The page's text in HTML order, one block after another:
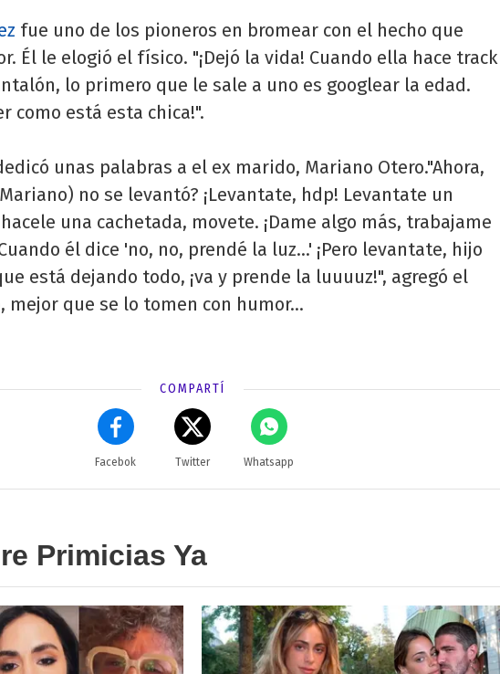
fue uno de los pioneros en bromear con el hecho que
Él le elogió el físico. "¡Dejó la vida! Cuando ella hace track
lo primero que le sale a uno es googlear la edad.
como está esta chica!".
unas palabras a el ex marido, Mariano Otero."Ahora,
no se levantó? ¡Levantate, hdp! Levantate un
una cachetada, movete. ¡Dame algo más, trabajame
él dice 'no, no, prendé la luz...' ¡Pero levantate, hijo
está dejando todo, ¡va y prende la luuuuz!", agregó el
mejor que se lo tomen con humor...
COMPARTÍ
Facebok Twitter Whatsapp
Primicias Ya